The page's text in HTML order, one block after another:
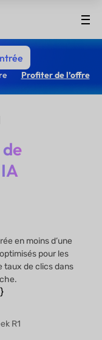
Profiter de l’offre
en moins d’une
pour les
taux de clics dans